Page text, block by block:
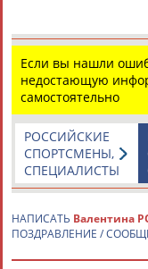
Валентина
по вопросу
...заслуженный
Валентина
меняется,
Родионенко. -
а тот...
(Проект:
02.03.2026
сборной России по
Валентина
сборной России по
Если вы нашли
недостающую
самостоятельно
РОССИЙСКИЕ
СПОРТСМЕНЫ,
СПЕЦИАЛИСТЫ
НАПИСАТЬ Валентина
ПОЗДРАВЛЕНИЕ /